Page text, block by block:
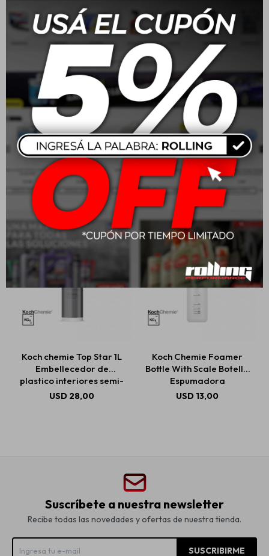
Koch Chemie Metal Polish
0.75Gr
USD 15,00
Koch Chemie Star Spray
Head With Gatillo
USD
Koch chemie Top Star 1L
Embellecedor de
plastico interiores semi-
mate
USD 28,00
Koch Chemie Foamer
Bottle With Scale Botella
Espumadora
USD 13,00
Suscríbete a nuestra newsletter
Recibe todas las novedades y ofertas de nuestra tienda.
SUSCRIBIRME